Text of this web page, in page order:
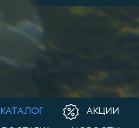
КАТАЛОГ АКЦИИ